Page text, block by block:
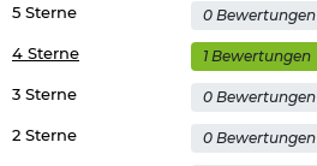
2 Sterne 0 Bewertungen
3 Sterne 0 Bewertungen
4 Sterne 1 Bewertungen
5 Sterne 0 Bewertungen